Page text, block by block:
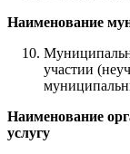
Наименование
участии
Наименование
услугу